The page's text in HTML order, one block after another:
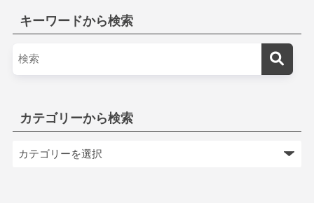
キーワードから検索
カテゴリーから検索